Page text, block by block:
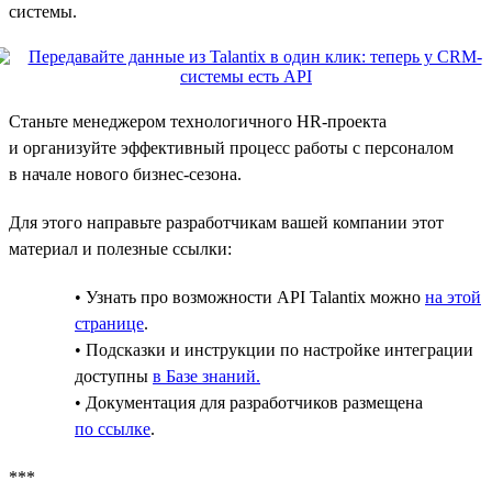
системы.
Станьте менеджером технологичного HR-проекта
и организуйте эффективный процесс работы с персоналом
в начале нового бизнес-сезона.
Для этого направьте разработчикам вашей компании этот
материал и полезные ссылки:
• Узнать про возможности API Talantix можно на этой
странице.
• Подсказки и инструкции по настройке интеграции
доступны в Базе знаний.
• Документация для разработчиков размещена
по ссылке.
***